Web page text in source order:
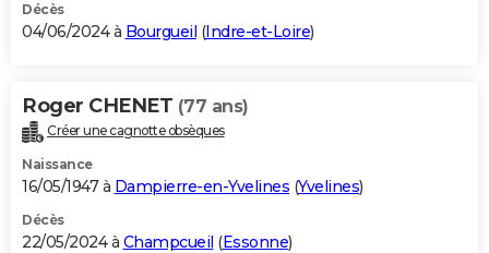
Décès
04/06/2024 à Bourgueil (Indre-et-Loire)
Roger CHENET (77 ans)
Créer une cagnotte obsèques
Naissance
16/05/1947 à Dampierre-en-Yvelines (Yvelines)
Décès
22/05/2024 à Champcueil (Essonne)